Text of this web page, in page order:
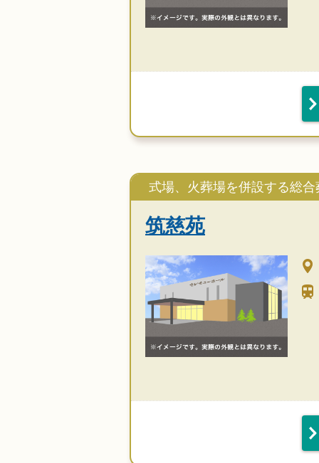
式場、火葬場を併設する総
筑慈苑